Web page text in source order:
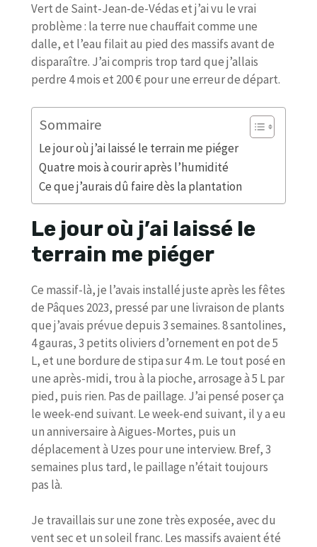
Vert de Saint-Jean-de-Védas et j’ai vu le vrai
problème : la terre nue chauffait comme une
dalle, et l’eau filait au pied des massifs avant de
disparaître. J’ai compris trop tard que j’allais
perdre 4 mois et 200 € pour une erreur de départ.
Sommaire
Le jour où j’ai laissé le terrain me piéger
Quatre mois à courir après l’humidité
Ce que j’aurais dû faire dès la plantation
Le jour où j’ai laissé le
terrain me piéger
Ce massif-là, je l’avais installé juste après les fêtes
de Pâques 2023, pressé par une livraison de plants
que j’avais prévue depuis 3 semaines. 8 santolines,
4 gauras, 3 petits oliviers d’ornement en pot de 5
L, et une bordure de stipa sur 4 m. Le tout posé en
une après-midi, trou à la pioche, arrosage à 5 L par
pied, puis rien. Pas de paillage. J’ai pensé poser ça
le week-end suivant. Le week-end suivant, il y a eu
un anniversaire à Aigues-Mortes, puis un
déplacement à Uzes pour une interview. Bref, 3
semaines plus tard, le paillage n’était toujours
pas là.
Je travaillais sur une zone très exposée, avec du
vent sec et un soleil franc. Les massifs avaient été